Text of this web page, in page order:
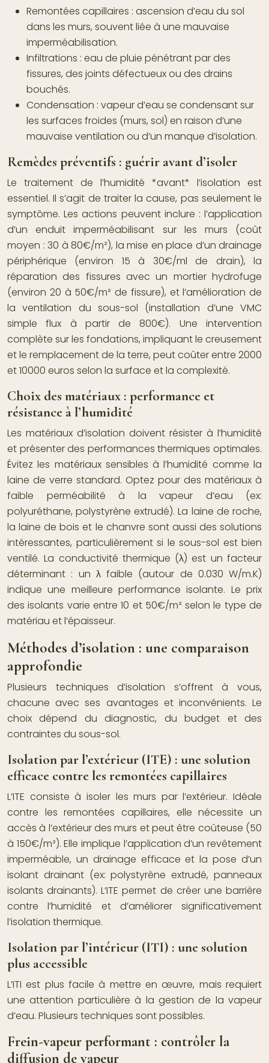
Remontées capillaires : ascension d’eau du sol
dans les murs, souvent liée à une mauvaise
imperméabilisation.
Infiltrations : eau de pluie pénétrant par des
fissures, des joints défectueux ou des drains
bouchés.
Condensation : vapeur d’eau se condensant sur
les surfaces froides (murs, sol) en raison d’une
mauvaise ventilation ou d’un manque d’isolation.
Remèdes préventifs : guérir avant d’isoler
Le traitement de l’humidité *avant* l’isolation est
essentiel. Il s’agit de traiter la cause, pas seulement le
symptôme. Les actions peuvent inclure : l’application
d’un enduit imperméabilisant sur les murs (coût
moyen : 30 à 80€/m²), la mise en place d’un drainage
périphérique (environ 15 à 30€/ml de drain), la
réparation des fissures avec un mortier hydrofuge
(environ 20 à 50€/m² de fissure), et l’amélioration de
la ventilation du sous-sol (installation d’une VMC
simple flux à partir de 800€). Une intervention
complète sur les fondations, impliquant le creusement
et le remplacement de la terre, peut coûter entre 2000
et 10000 euros selon la surface et la complexité.
Choix des matériaux : performance et
résistance à l’humidité
Les matériaux d’isolation doivent résister à l’humidité
et présenter des performances thermiques optimales.
Évitez les matériaux sensibles à l’humidité comme la
laine de verre standard. Optez pour des matériaux à
faible perméabilité à la vapeur d’eau (ex:
polyuréthane, polystyrène extrudé). La laine de roche,
la laine de bois et le chanvre sont aussi des solutions
intéressantes, particulièrement si le sous-sol est bien
ventilé. La conductivité thermique (λ) est un facteur
déterminant : un λ faible (autour de 0.030 W/m.K)
indique une meilleure performance isolante. Le prix
des isolants varie entre 10 et 50€/m² selon le type de
matériau et l’épaisseur.
Méthodes d’isolation : une comparaison
approfondie
Plusieurs techniques d’isolation s’offrent à vous,
chacune avec ses avantages et inconvénients. Le
choix dépend du diagnostic, du budget et des
contraintes du sous-sol.
Isolation par l’extérieur (ITE) : une solution
efficace contre les remontées capillaires
L’ITE consiste à isoler les murs par l’extérieur. Idéale
contre les remontées capillaires, elle nécessite un
accès à l’extérieur des murs et peut être coûteuse (50
à 150€/m²). Elle implique l’application d’un revêtement
imperméable, un drainage efficace et la pose d’un
isolant drainant (ex: polystyrène extrudé, panneaux
isolants drainants). L’ITE permet de créer une barrière
contre l’humidité et d’améliorer significativement
l’isolation thermique.
Isolation par l’intérieur (ITI) : une solution
plus accessible
L’ITI est plus facile à mettre en œuvre, mais requiert
une attention particulière à la gestion de la vapeur
d’eau. Plusieurs techniques sont possibles.
Frein-vapeur performant : contrôler la
diffusion de vapeur